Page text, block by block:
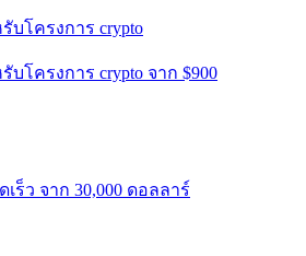
โครงการ crypto
โครงการ crypto จาก $900
ร็ว จาก 30,000 ดอลลาร์